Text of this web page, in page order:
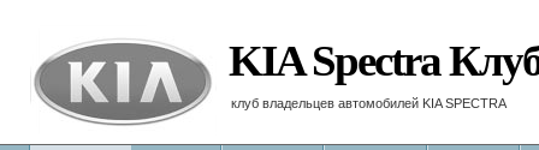
KIA Spectra
клуб владельцев автомобилей KIA SPECTRA